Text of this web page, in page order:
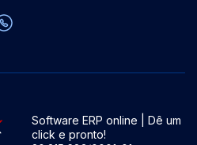
Software ERP online | Dê um
click e pronto!